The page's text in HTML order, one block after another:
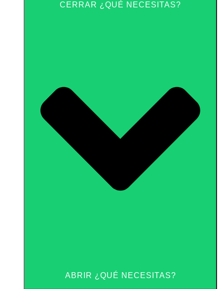
CERRAR ¿QUÉ NECESITAS?
ABRIR ¿QUÉ NECESITAS?